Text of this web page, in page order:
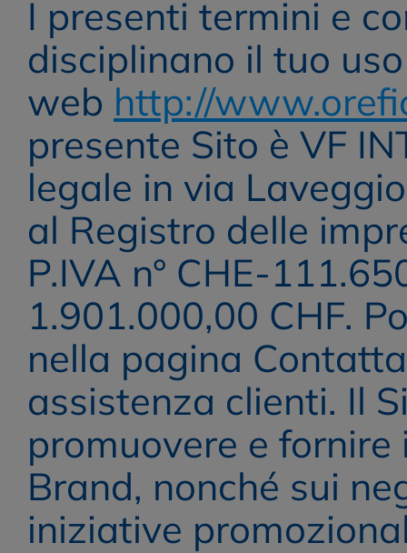
I presenti termini e
disciplinano il tuo
web http://
presente Sito è VF
legale in via
al Registro delle
P.IVA n° CHE-
1.901.000,00 CHF.
nella pagina
assistenza clienti. Il
promuovere e
Brand, nonché sui
iniziative